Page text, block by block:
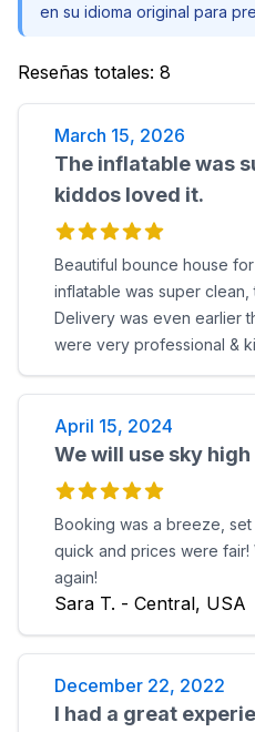
en su idioma original para
Reseñas totales: 8
March 15, 2026
The inflatable was
kiddos loved it.
Beautiful bounce house
inflatable was super
Delivery was even earlier
were very professional &
April 15, 2024
We will use sky
Booking was a breeze,
quick and prices were fair!
again!
Sara T. - Central, USA
December 22, 2022
I had a great